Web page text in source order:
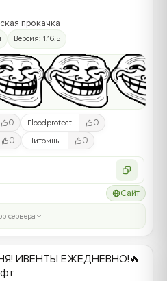
прокачка
Версия: 1.16.5
0 Floodprotect 0
0 Питомцы 0
Сайт
сервера
ИВЕНТЫ ЕЖЕДНЕВНО!🔥